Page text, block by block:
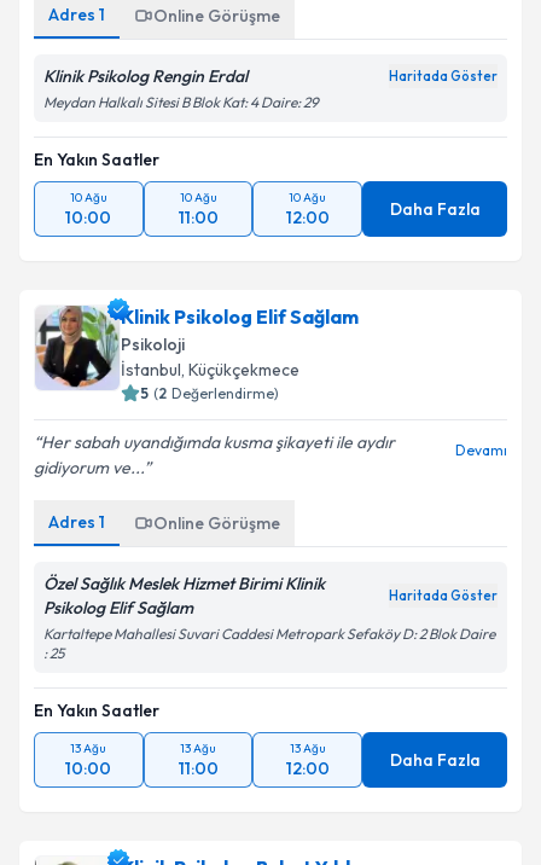
Adres 1 Online Görüşme
Klinik Psikolog Rengin Erdal Haritada Göster
Meydan Halkalı Sitesi B Blok Kat: 4 Daire: 29
En Yakın Saatler
10 Ağu
10:00
10 Ağu
11:00
10 Ağu
12:00 Daha Fazla
Klinik Psikolog Elif Sağlam
Psikoloji
İstanbul, Küçükçekmece
5 (2 Değerlendirme)
Her sabah uyandığımda kusma şikayeti ile aydır
gidiyorum ve...
Devamı
Adres 1 Online Görüşme
Özel Sağlık Meslek Hizmet Birimi Klinik
Psikolog Elif Sağlam
Haritada Göster
Kartaltepe Mahallesi Suvari Caddesi Metropark Sefaköy D: 2 Blok Daire
: 25
En Yakın Saatler
13 Ağu
10:00
13 Ağu
11:00
13 Ağu
12:00 Daha Fazla